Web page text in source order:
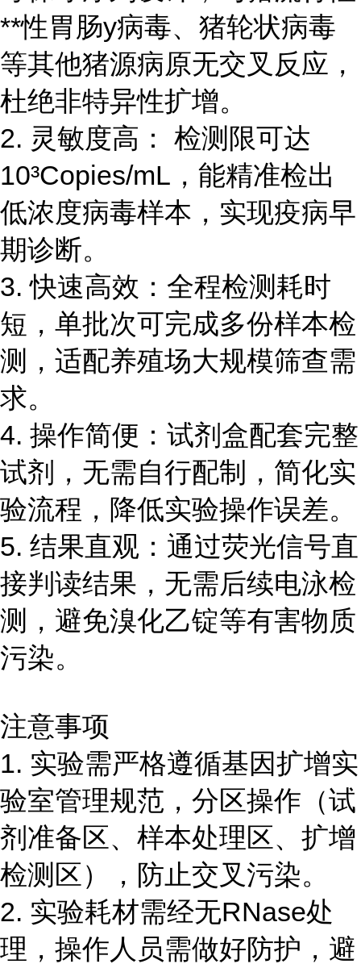
**性胃肠y病毒、猪轮状病毒
等其他猪源病原无交叉反应，
杜绝非特异性扩增。
2. 灵敏度高： 检测限可达
10³Copies/mL，能精准检出
低浓度病毒样本，实现疫病早
期诊断。
3. 快速高效：全程检测耗时
短，单批次可完成多份样本检
测，适配养殖场大规模筛查需
求。
4. 操作简便：试剂盒配套完整
试剂，无需自行配制，简化实
验流程，降低实验操作误差。
5. 结果直观：通过荧光信号直
接判读结果，无需后续电泳检
测，避免溴化乙锭等有害物质
污染。
注意事项
1. 实验需严格遵循基因扩增实
验室管理规范，分区操作（试
剂准备区、样本处理区、扩增
检测区），防止交叉污染。
2. 实验耗材需经无RNase处
理，操作人员需做好防护，避